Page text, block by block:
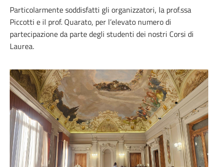
Particolarmente soddisfatti gli organizzatori, la prof.ssa
Piccotti e il prof. Quarato, per l’elevato numero di
partecipazione da parte degli studenti dei nostri Corsi di
Laurea.